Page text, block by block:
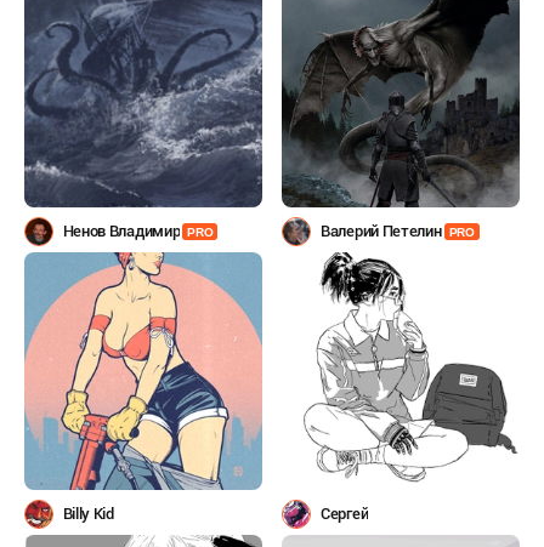
Ненов Владимир PRO Валерий Петелин PRO
Billy Kid Сергей